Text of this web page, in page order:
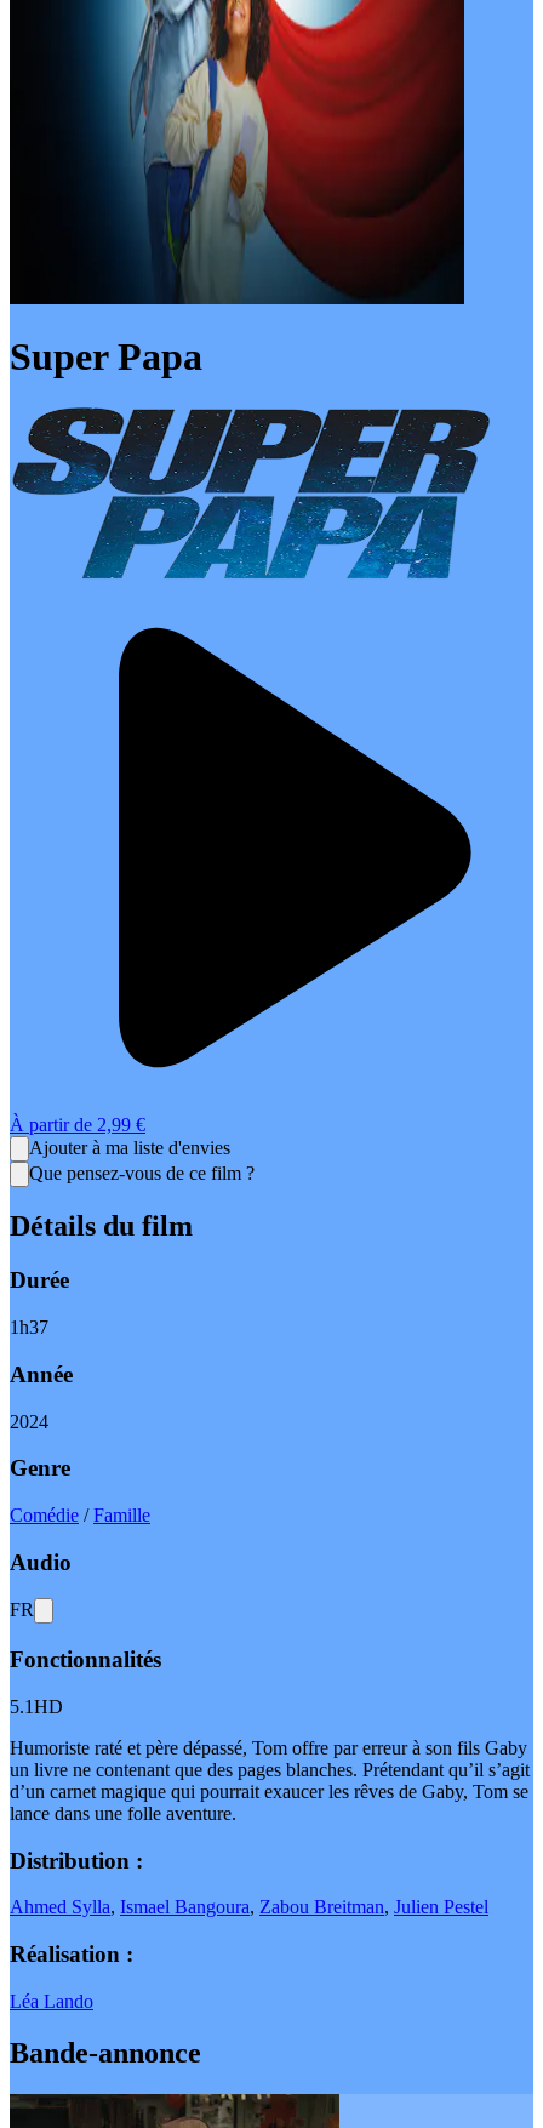
Super Papa
À partir de 2,99 €
Ajouter à ma liste d'envies
Que pensez-vous de ce film ?
Détails du film
Durée
1h37
Année
2024
Genre
Comédie /Famille
Audio
FR
Fonctionnalités
5.1HD
Humoriste raté et père dépassé, Tom offre par erreur à son fils Gaby
un livre ne contenant que des pages blanches. Prétendant qu’il s’agit
d’un carnet magique qui pourrait exaucer les rêves de Gaby, Tom se
lance dans une folle aventure.
Distribution :
Ahmed Sylla, Ismael Bangoura, Zabou Breitman, Julien Pestel
Réalisation :
Léa Lando
Bande-annonce